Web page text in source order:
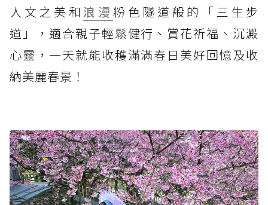
人文之美和 浪漫 粉色隧道般的「三生步
道」，適合親子輕鬆健行、賞花祈福、沉澱
心靈，一天就能收穫滿滿春日美好回憶及收
納美麗春景！